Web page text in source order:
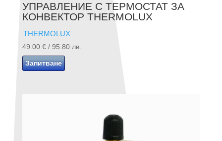
УПРАВЛЕНИЕ С ТЕРМОСТАТ ЗА
КОНВЕКТОР THERMOLUX
THERMOLUX
49.00 € / 95.80 лв.
Запитване